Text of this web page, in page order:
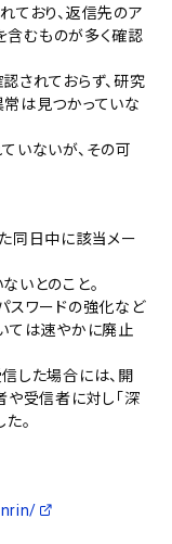
ており、返信先のア
含むものが多く確認
されておらず、研究
は見つかっていな
いないが、その可
同日中に該当メー
いとのこと。
スワードの強化など
ては速やかに廃止
した場合には、開
や受信者に対し「深
。